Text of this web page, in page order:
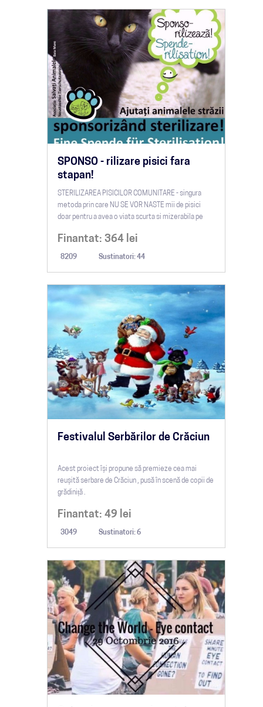
SPONSO - rilizare pisici fara
stapan!
STERILIZAREA PISICILOR COMUNITARE - singura
metoda prin care NU SE VOR NASTE mii de pisici
doar pentru a avea o viata scurta si mizerabila pe
Finantat: 364 lei
8209 Sustinatori: 44
Festivalul Serbărilor de Crăciun
Acest proiect își propune să premieze cea mai
reușită serbare de Crăciun , pusă în scenă de copii de
grădiniță .
Finantat: 49 lei
3049 Sustinatori: 6